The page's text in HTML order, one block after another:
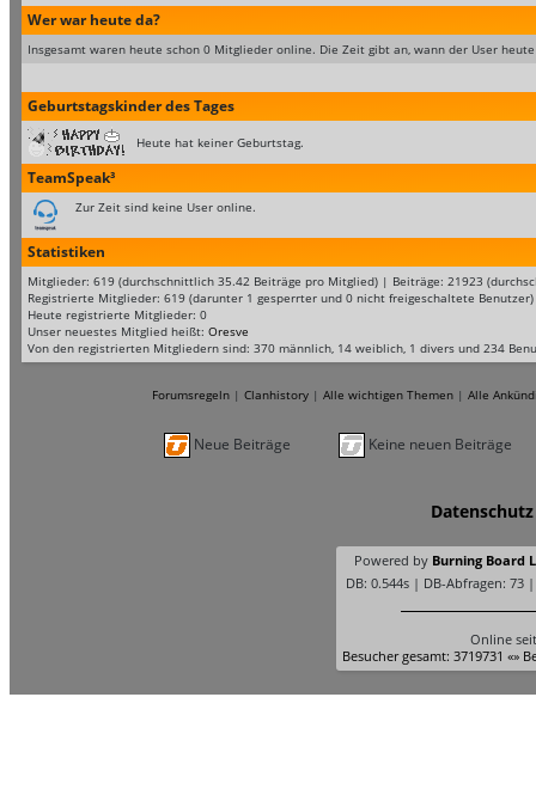
Wer war heute da?
Insgesamt waren heute schon 0 Mitglieder online. Die Zeit gibt an, wann der User
Geburtstagskinder des Tages
Heute hat keiner Geburtstag.
TeamSpeak³
Zur Zeit sind keine User online.
Statistiken
Mitglieder: 619 (durchschnittlich 35.42 Beiträge pro Mitglied) | Beiträge: 21923
Registrierte Mitglieder: 619 (darunter 1 gesperrter und 0 nicht freigeschaltete Benutzer)
Heute registrierte Mitglieder: 0
Unser neuestes Mitglied heißt: Oresve
Von den registrierten Mitgliedern sind: 370 männlich, 14 weiblich, 1 divers und 234
Forumsregeln | Clanhistory | Alle wichtigen Themen | Alle
Neue Beiträge Keine neuen Beiträge
Datenschutz
Powered by Burning Board
DB: 0.544s | DB-Abfragen: 73
Online
Besucher gesamt: 3719731 «»